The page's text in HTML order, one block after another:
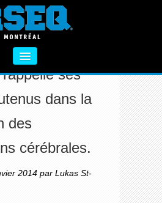
À PROPOS
PRIMAIRE
SECONDAIRE
VIE SAINE
FORMATIONS
DES COMMOTIONS
ses
dans la
des
cérébrales.
2014 par Lukas St-